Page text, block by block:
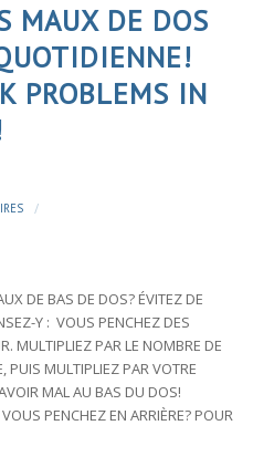
MAUX DE DOS
PROBLEMS IN
/
DE BAS DE DOS? ÉVITEZ DE
Y : VOUS PENCHEZ DES
MULTIPLIEZ PAR LE NOMBRE DE
PUIS MULTIPLIEZ PAR VOTRE
MAL AU BAS DU DOS!
PENCHEZ EN ARRIÈRE? POUR